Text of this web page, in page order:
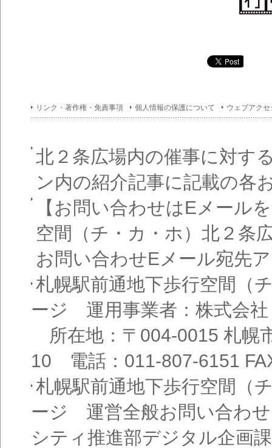
リンク・著作権・免責事項 個人情報の保護について ウェブアク
北２条広場内の催事に対す
ン内の紹介記事に記載の各
【お問い合わせはEメール
空間（チ・カ・ホ）北２条
お問い合わせEメール宛先
札幌駅前通地下歩行空間（
ージ 運用事業者：株式会
所在地：〒004-0015 札幌
10 電話：011-807-6151
札幌駅前通地下歩行空間（
ージ 運営全般お問い合わ
シティ推進部デジタル企画課